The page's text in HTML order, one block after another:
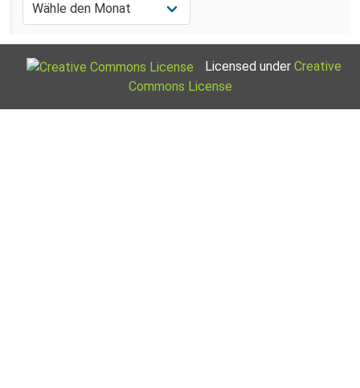
Licensed under Creative
Commons License